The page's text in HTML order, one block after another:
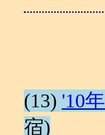
(13) '10年
宿)